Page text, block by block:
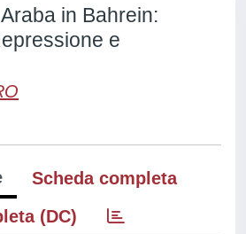
in Bahrein:
e
Scheda completa
(DC)